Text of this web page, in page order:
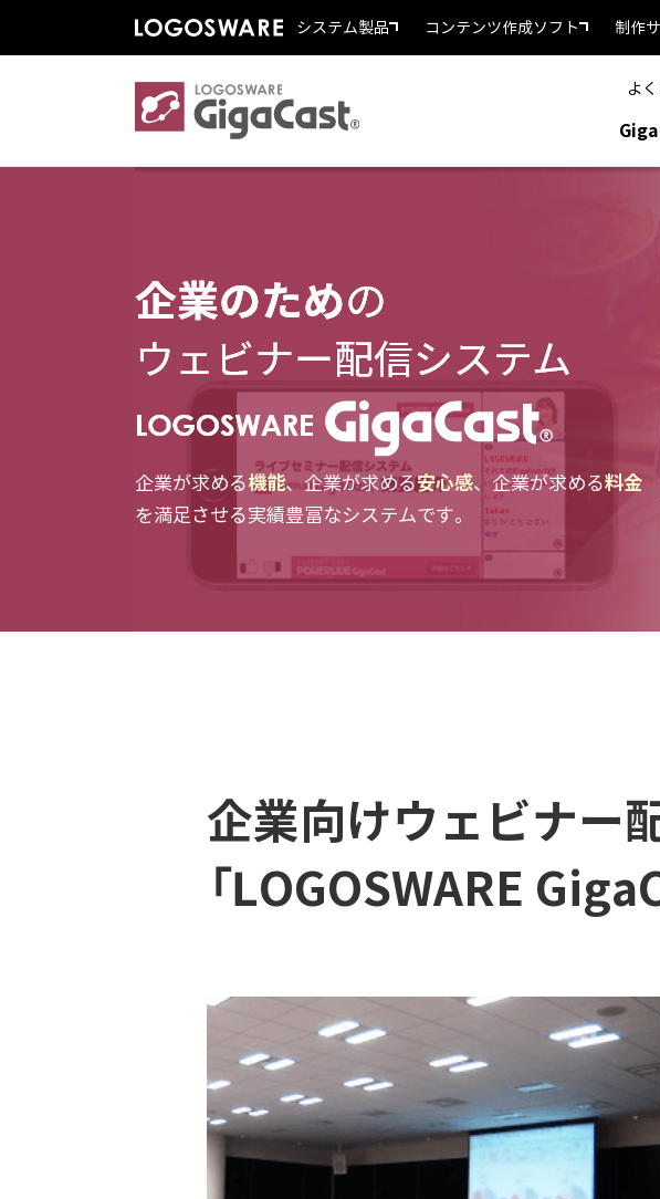
システム製品 コンテンツ作成ソフト 制作
よ
企業が求める機能、企業が求める安心感、企業が求める料金
を満足させる実績豊富なシステムです。
企業向けウェビナー
「LOGOSWARE